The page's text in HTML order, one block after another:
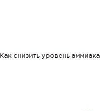
Как снизить уровень аммиака